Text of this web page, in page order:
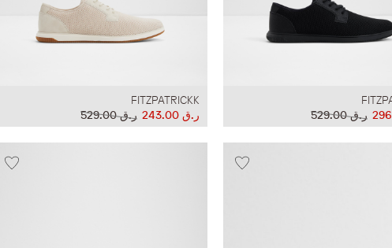
ر.ق‏ 529.00
FITZPATRICKK
ر.ق‏ 529.00
ر.ق‏ 243.00